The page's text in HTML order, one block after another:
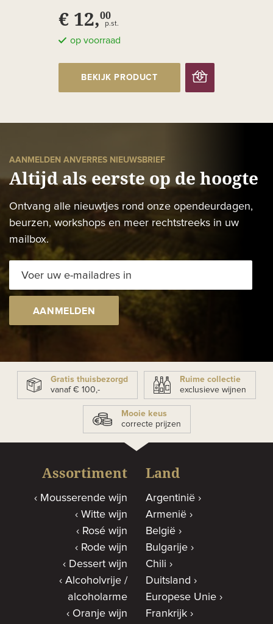
€ 12,00
p.st.
op voorraad
BEKIJK PRODUCT
AANMELDEN ANVERRES NIEUWSBRIEF
Altijd als eerste op de hoogte
Ontvang alle nieuwtjes rond onze opendeurdagen,
beurzen, workshops en meer rechtstreeks in uw
mailbox.
AANMELDEN
Gratis thuisbezorgd
vanaf € 100,-
Ruime collectie
exclusieve wijnen
Mooie keus
correcte prijzen
Assortiment
Mousserende wijn
Witte wijn
Rosé wijn
Rode wijn
Dessert wijn
Alcoholvrije /
alcoholarme
Oranje wijn
Land
Argentinië
Armenië
België
Bulgarije
Chili
Duitsland
Europese Unie
Frankrijk